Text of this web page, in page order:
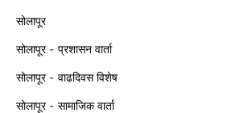
सोलापूर
सोलापूर - प्रशासन वार्ता
सोलापूर - वाढदिवस विशेष
सोलापूर - सामाजिक वार्ता